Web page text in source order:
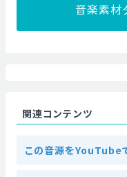
音楽素材
関連コンテンツ
この音源をYouTube